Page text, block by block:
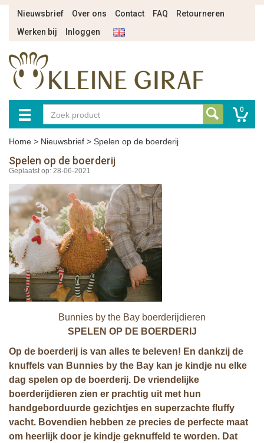
Nieuwsbrief Over ons Contact FAQ
Retourneren
Werken bij
Inloggen
0
Home > Nieuwsbrief > Spelen op de boerderij
Spelen op de boerderij
Geplaatst op: 28-06-2021
Bunnies by the Bay boerderijdieren
SPELEN OP DE BOERDERIJ
Op de boerderij is van alles te beleven! En dankzij de
knuffels van Bunnies by the Bay kan je kindje nu elke
dag spelen op de boerderij. De vriendelijke
boerderijdieren zien er prachtig uit met hun
handgeborduurde gezichtjes en superzachte fluffy
vacht. Bovendien hebben ze precies de perfecte maat
om heerlijk door je kindje geknuffeld te worden. Dat